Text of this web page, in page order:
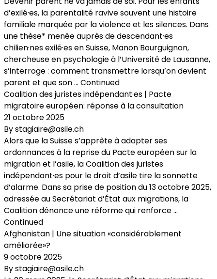
d’exilé·es, la parentalité ravive souvent une histoire
familiale marquée par la violence et les silences. Dans
une thèse* menée auprès de descendant·es
chilien·nes exilé·es en Suisse, Manon Bourguignon,
chercheuse en psychologie à l’Université de Lausanne,
s’interroge : comment transmettre lorsqu’on devient
parent et que son … Continued
Coalition des juristes indépendant·es | Pacte
migratoire européen: réponse à la consultation
21 octobre 2025
Bystagiaire@asile.ch
Alors que la Suisse s’apprête à adapter ses
ordonnances à la reprise du Pacte européen sur la
migration et l’asile, la Coalition des juristes
indépendant·es pour le droit d’asile tire la sonnette
d’alarme. Dans sa prise de position du 13 octobre 2025,
adressée au Secrétariat d’État aux migrations, la
Coalition dénonce une réforme qui renforce …
Continued
Afghanistan | Une situation «considérablement
améliorée»?
9 octobre 2025
Bystagiaire@asile.ch